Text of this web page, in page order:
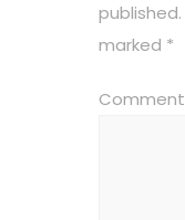
published.
marked *
Comment